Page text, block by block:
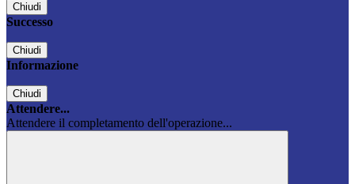
Chiudi
Successo
Chiudi
Informazione
Chiudi
Attendere...
Attendere il completamento dell'operazione...